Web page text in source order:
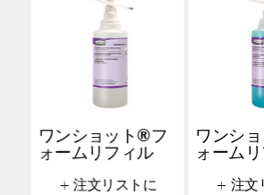
ワンショット®フ
ォームリフィル
+ 注文リストに
ワンシ
ォーム
+ 注文